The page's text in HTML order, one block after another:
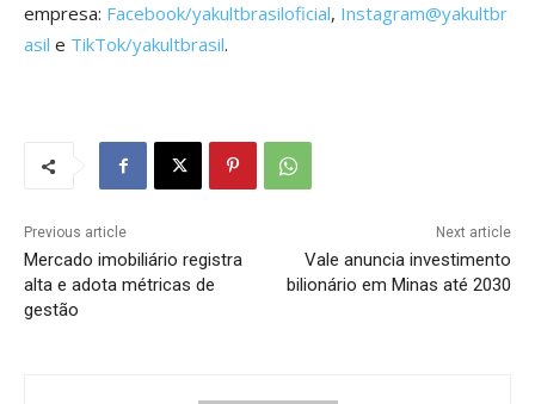
empresa: Facebook/yakultbrasiloficial, Instagram@yakultbr
asil e TikTok/yakultbrasil.
Previous article
Mercado imobiliário registra
alta e adota métricas de
gestão
Next article
Vale anuncia investimento
bilionário em Minas até 2030